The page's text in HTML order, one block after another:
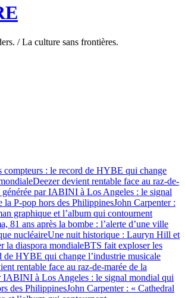
/ La culture sans frontières.
compteurs : le record de HYBE qui change
Deezer devient rentable face au raz-de-
par IABINI à Los Angeles : le signal
la P-pop hors des PhilippinesJohn Carpenter :
graphique et l’album qui contournent
81 ans après la bombe : l’alerte d’une ville
nucléaireUne nuit historique : Lauryn Hill et
la diaspora mondialeBTS fait exploser les
de HYBE qui change l’industrie musicale
rentable face au raz-de-marée de la
IABINI à Los Angeles : le signal mondial qui
des PhilippinesJohn Carpenter : « Cathedral